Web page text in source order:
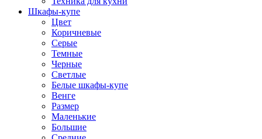
Шкафы-купе
Цвет
Коричневые
Серые
Темные
Черные
Светлые
Белые шкафы-купе
Венге
Размер
Маленькие
Большие